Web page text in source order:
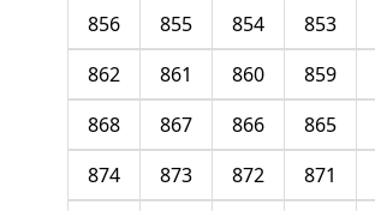
853
854
855
856
859
860
861
862
865
866
867
868
871
872
873
874